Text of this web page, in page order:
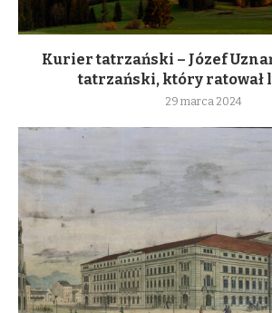
Kurier tatrzański – Józef
tatrzański, który ratował
29 marca 2024